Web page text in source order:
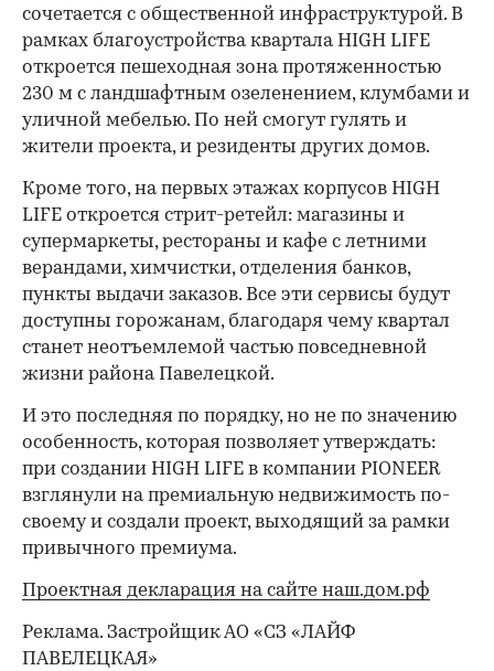
сочетается с общественной инфраструктурой. В
рамках благоустройства квартала HIGH LIFE
откроется пешеходная зона протяженностью
230 м с ландшафтным озеленением, клумбами и
уличной мебелью. По ней смогут гулять и
жители проекта, и резиденты других домов.
Кроме того, на первых этажах корпусов HIGH
LIFE откроется стрит-ретейл: магазины и
супермаркеты, рестораны и кафе с летними
верандами, химчистки, отделения банков,
пункты выдачи заказов. Все эти сервисы будут
доступны горожанам, благодаря чему квартал
станет неотъемлемой частью повседневной
жизни района Павелецкой.
И это последняя по порядку, но не по значению
особенность, которая позволяет утверждать:
при создании HIGH LIFE в компании PIONEER
взглянули на премиальную недвижимость по-
своему и создали проект, выходящий за рамки
привычного премиума.
Проектная декларация на сайте наш.дом.рф
Реклама. Застройщик АО «СЗ «ЛАЙФ
ПАВЕЛЕЦКАЯ»